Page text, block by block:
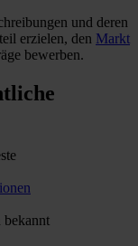
und deren
erzielen, den Markt
bewerben.
bekannt